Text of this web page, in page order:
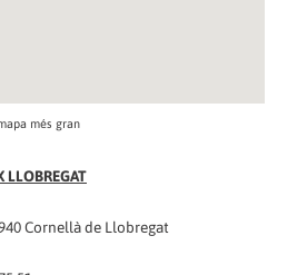
més gran
Cornellà de Llobregat